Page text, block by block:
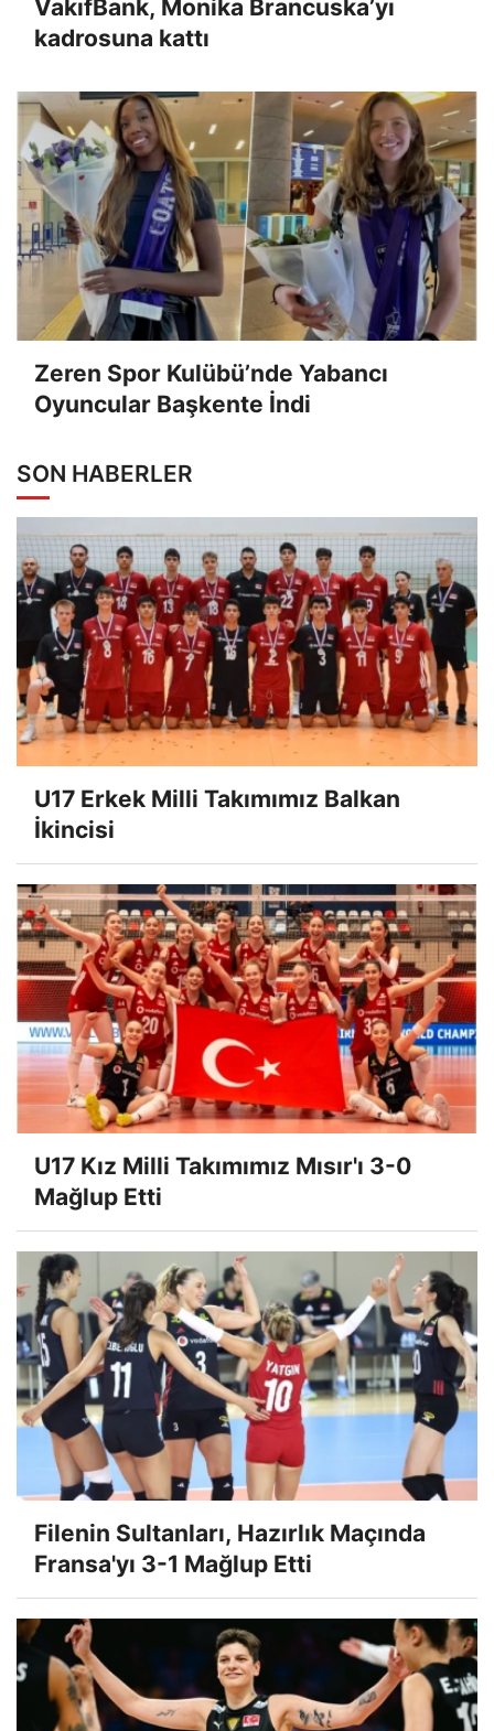
VakıfBank, Monika Brancuska’yı
kadrosuna kattı
Zeren Spor Kulübü’nde Yabancı
Oyuncular Başkente İndi
SON HABERLER
U17 Erkek Milli Takımımız Balkan
İkincisi
U17 Kız Milli Takımımız Mısır'ı 3-0
Mağlup Etti
Filenin Sultanları, Hazırlık Maçında
Fransa'yı 3-1 Mağlup Etti